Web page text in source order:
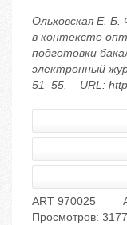
Ольховская Е. Б.
в контексте
подготовки
электронный
51–55. – URL:
ART 970025
Просмотров: 3177